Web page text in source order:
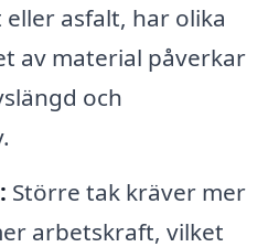
asfalt, har olika
av material påverkar
och
Större tak kräver mer
arbetskraft, vilket